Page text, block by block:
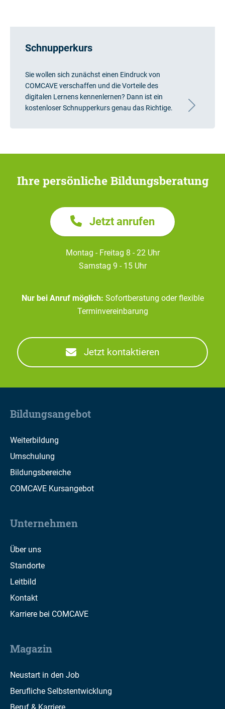
Schnupperkurs
Sie wollen sich zunächst einen Eindruck von
COMCAVE verschaffen und die Vorteile des
digitalen Lernens kennenlernen? Dann ist ein
kostenloser Schnupperkurs genau das Richtige.
Ihre persönliche Bildungsberatung
Jetzt anrufen
Montag - Freitag 8 - 22 Uhr
Samstag 9 - 15 Uhr
Nur bei Anruf möglich: Sofortberatung oder flexible
Terminvereinbarung
Jetzt kontaktieren
Bildungsangebot
Weiterbildung
Umschulung
Bildungsbereiche
COMCAVE Kursangebot
Unternehmen
Über uns
Standorte
Leitbild
Kontakt
Karriere bei COMCAVE
Magazin
Neustart in den Job
Berufliche Selbstentwicklung
Beruf & Karriere